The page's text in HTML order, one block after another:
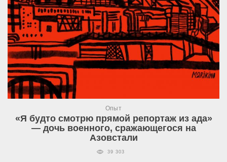
Опыт
«Я будто смотрю прямой репортаж из ада»
— дочь военного, сражающегося на
Азовстали
39 303